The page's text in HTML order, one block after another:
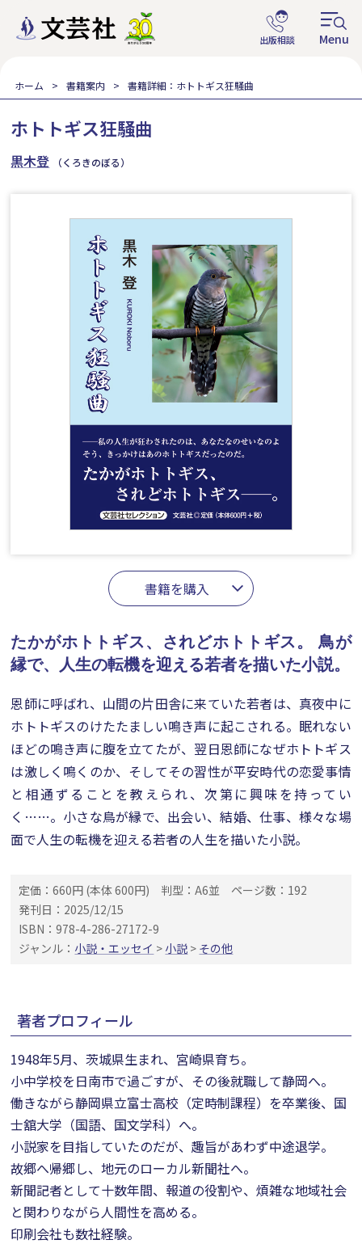
ホーム 書籍案内 書籍詳細：ホトトギス狂騒曲
ホトトギス狂騒曲
黒木登 （くろきのぼる）
書籍を購入
たかがホトトギス、されどホトトギス。
鳥が
縁で、人生の転機を迎える若者を描いた小説。
恩師に呼ばれ、山間の片田舎に来ていた若者は、真夜中に
ホトトギスのけたたましい鳴き声に起こされる。眠れない
ほどの鳴き声に腹を立てたが、翌日恩師になぜホトトギス
は激しく鳴くのか、そしてその習性が平安時代の恋愛事情
と相通ずることを教えられ、次第に興味を持ってい
く……。小さな鳥が縁で、出会い、結婚、仕事、様々な場
面で人生の転機を迎える若者の人生を描いた小説。
定価：660円 (本体 600円) 判型：A6並
ページ数：192
発刊日：2025/12/15
ISBN：978-4-286-27172-9
ジャンル： 小説・エッセイ > 小説 > その他
著者プロフィール
1948年5月、茨城県生まれ、宮崎県育ち。
小中学校を日南市で過ごすが、その後就職して静岡へ。
働きながら静岡県立富士高校（定時制課程）を卒業後、国
士舘大学（国語、国文学科）へ。
小説家を目指していたのだが、趣旨があわず中途退学。
故郷へ帰郷し、地元のローカル新聞社へ。
新聞記者として十数年間、報道の役割や、煩雑な地域社会
と関わりながら人間性を高める。
印刷会社も数社経験。